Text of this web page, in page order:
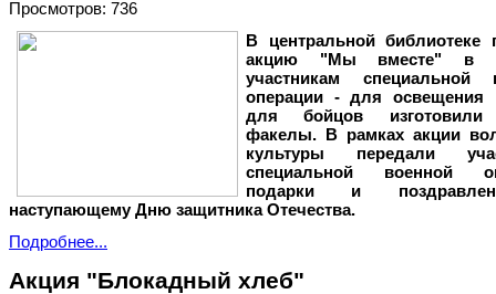
Просмотров: 736
В центральной библиотеке
акцию "Мы вместе" в
участникам специальной
операции - для освещения
для бойцов изготовили
факелы. В рамках акции
культуры передали
специальной военной
подарки и
наступающему Дню защитника Отечества.
Подробнее...
Акция "Блокадный хлеб"